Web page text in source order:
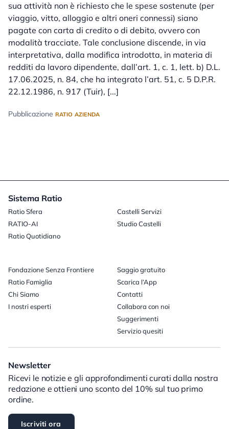
sua attività non è richiesto che le spese sostenute (per
viaggio, vitto, alloggio e altri oneri connessi) siano
pagate con carta di credito o di debito, ovvero con
modalità tracciate. Tale conclusione discende, in via
interpretativa, dalla modifica introdotta, in materia di
redditi da lavoro dipendente, dall’art. 1, c. 1, lett. b) D.L.
17.06.2025, n. 84, che ha integrato l’art. 51, c. 5 D.P.R.
22.12.1986, n. 917 (Tuir), [...]
Pubblicazione RATIO AZIENDA
Sistema Ratio
Ratio Sfera
RATIO-AI
Ratio Quotidiano
Castelli Servizi
Studio Castelli
Fondazione Senza Frontiere
Ratio Famiglia
Chi Siamo
I nostri esperti
Saggio gratuito
Scarica l’App
Contatti
Collabora con noi
Suggerimenti
Servizio quesiti
Newsletter
Ricevi le notizie e gli approfondimenti curati dalla nostra
redazione e ottieni uno sconto del 10% sul tuo primo
ordine.
Iscriviti ora